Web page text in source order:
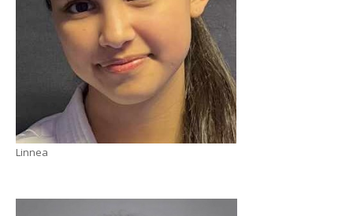
Linnea